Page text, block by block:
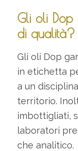
Gli oli Dop
di qualità?
Gli oli Dop
in etichetta
a un
territorio.
imbottigliati,
laboratori
che analitico.